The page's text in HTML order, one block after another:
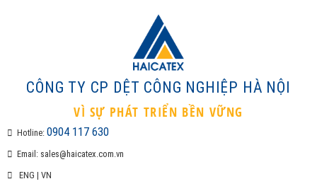
CÔNG TY CP DỆT CÔNG NGHIỆP
VÌ SỰ PHÁT TRIỂN BỀN VỮNG
Hotline: 0904 117 630
Email:sales@haicatex.com.vn